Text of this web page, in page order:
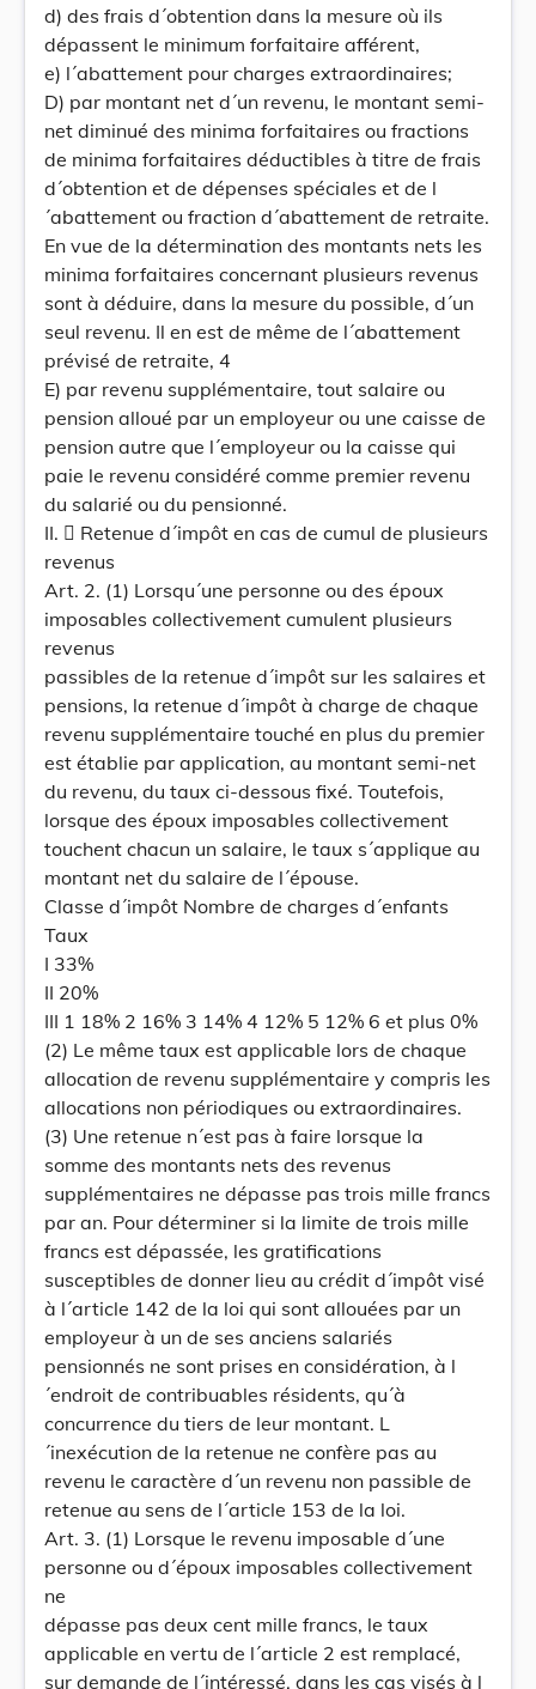
d) des frais d´obtention dans la mesure où ils
dépassent le minimum forfaitaire afférent,
e) l´abattement pour charges extraordinaires;
D) par montant net d´un revenu, le montant semi-
net diminué des minima forfaitaires ou fractions
de minima forfaitaires déductibles à titre de frais
d´obtention et de dépenses spéciales et de l
´abattement ou fraction d´abattement de retraite.
En vue de la détermination des montants nets les
minima forfaitaires concernant plusieurs revenus
sont à déduire, dans la mesure du possible, d´un
seul revenu. Il en est de même de l´abattement
prévisé de retraite, 4
E) par revenu supplémentaire, tout salaire ou
pension alloué par un employeur ou une caisse de
pension autre que l´employeur ou la caisse qui
paie le revenu considéré comme premier revenu
du salarié ou du pensionné.
II.  Retenue d´impôt en cas de cumul de plusieurs
revenus
Art. 2. (1) Lorsqu´une personne ou des époux
imposables collectivement cumulent plusieurs
revenus
passibles de la retenue d´impôt sur les salaires et
pensions, la retenue d´impôt à charge de chaque
revenu supplémentaire touché en plus du premier
est établie par application, au montant semi-net
du revenu, du taux ci-dessous fixé. Toutefois,
lorsque des époux imposables collectivement
touchent chacun un salaire, le taux s´applique au
montant net du salaire de l´épouse.
Classe d´impôt Nombre de charges d´enfants
Taux
I 33%
II 20%
III 1 18% 2 16% 3 14% 4 12% 5 12% 6 et plus 0%
(2) Le même taux est applicable lors de chaque
allocation de revenu supplémentaire y compris les
allocations non périodiques ou extraordinaires.
(3) Une retenue n´est pas à faire lorsque la
somme des montants nets des revenus
supplémentaires ne dépasse pas trois mille francs
par an. Pour déterminer si la limite de trois mille
francs est dépassée, les gratifications
susceptibles de donner lieu au crédit d´impôt visé
à l´article 142 de la loi qui sont allouées par un
employeur à un de ses anciens salariés
pensionnés ne sont prises en considération, à l
´endroit de contribuables résidents, qu´à
concurrence du tiers de leur montant. L
´inexécution de la retenue ne confère pas au
revenu le caractère d´un revenu non passible de
retenue au sens de l´article 153 de la loi.
Art. 3. (1) Lorsque le revenu imposable d´une
personne ou d´époux imposables collectivement
ne
dépasse pas deux cent mille francs, le taux
applicable en vertu de l´article 2 est remplacé,
sur demande de l´intéressé, dans les cas visés à l